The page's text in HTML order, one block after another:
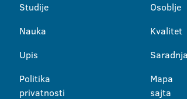
Studije
Nauka
Upis
Politika
privatnosti
Osoblje
Kvalitet
Saradnja
Mapa
sajta